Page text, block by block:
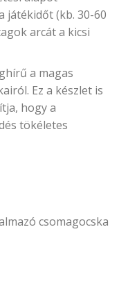
játékidőt (kb. 30-60
arcát a kicsi
a magas
Ez a készlet is
hogy a
tökéletes
csomagocska